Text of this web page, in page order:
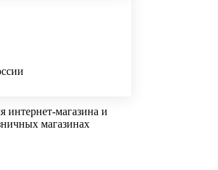
интернет-магазина и
магазинах